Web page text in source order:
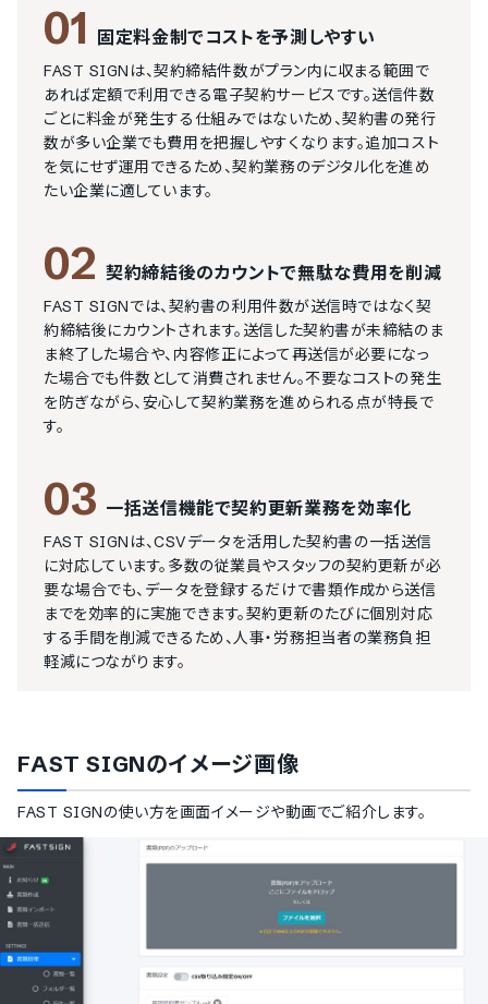
01 固定料金制でコストを予測しやすい
FAST SIGNは、契約締結件数がプラン内に収まる範囲で
あれば定額で利用できる電子契約サービスです。送信件数
ごとに料金が発生する仕組みではないため、契約書の発行
数が多い企業でも費用を把握しやすくなります。追加コスト
を気にせず運用できるため、契約業務のデジタル化を進め
たい企業に適しています。
02 契約締結後のカウントで無駄な費用を削減
FAST SIGNでは、契約書の利用件数が送信時ではなく契
約締結後にカウントされます。送信した契約書が未締結のま
ま終了した場合や、内容修正によって再送信が必要になっ
た場合でも件数として消費されません。不要なコストの発生
を防ぎながら、安心して契約業務を進められる点が特長で
す。
03 一括送信機能で契約更新業務を効率化
FAST SIGNは、CSVデータを活用した契約書の一括送信
に対応しています。多数の従業員やスタッフの契約更新が必
要な場合でも、データを登録するだけで書類作成から送信
までを効率的に実施できます。契約更新のたびに個別対応
する手間を削減できるため、人事・労務担当者の業務負担
軽減につながります。
FAST SIGNのイメージ画像
FAST SIGNの使い方を画面イメージや動画でご紹介します。